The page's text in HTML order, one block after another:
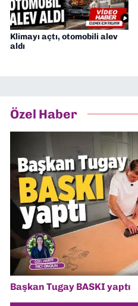
Klimayı açtı, otomobili alev
aldı
Özel Haber
Başkan Tugay BASKI yaptı